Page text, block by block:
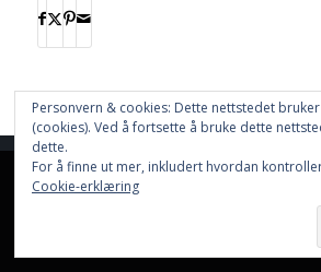
Nettstedet bruker Cookies
Hjem
Nettbutikk
This site uses cookies. By continuing to
Learn
Personvern & cookies: Dette nettstedet
(cookies). Ved å fortsette å bruke dette
dette.
For å finne ut mer, inkludert hvordan
Cookie-erklæring